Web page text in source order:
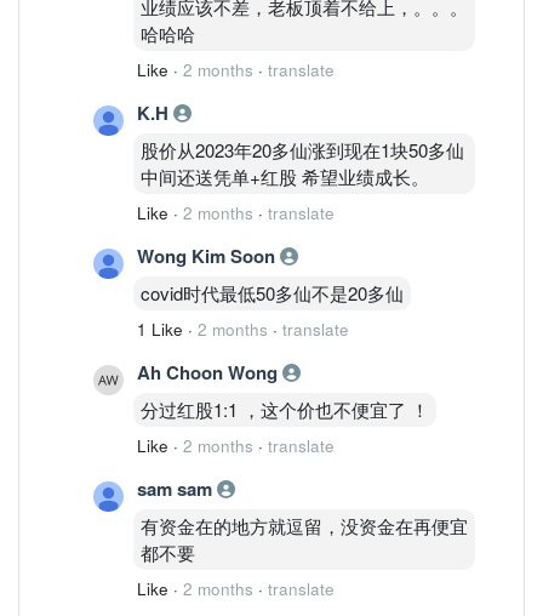
业绩应该不差，老板顶着不给上，。。。
哈哈哈
Like · 2 months · translate
K.H
股价从2023年20多仙涨到现在1块50多仙
中间还送凭单+红股 希望业绩成长。
Like · 2 months · translate
Wong Kim Soon
covid时代最低50多仙不是20多仙
1 Like · 2 months · translate
Ah Choon Wong
分过红股1:1 ，这个价也不便宜了 ！
Like · 2 months · translate
sam sam
有资金在的地方就逗留，没资金在再便宜
都不要
Like · 2 months · translate